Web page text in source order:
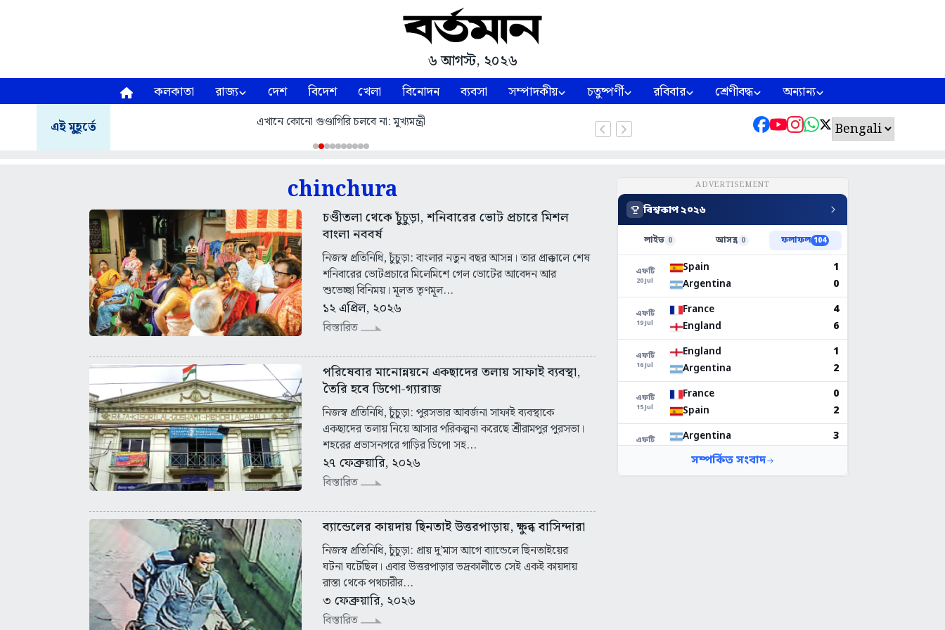
৬ আগস্ট, ২০২৬
কলকাতা রাজ্য দেশ বিদেশ খেলা বিনোদন ব্যবসা সম্পাদকীয় চতুষ্পর্ণী রবিবার শ্রেণীবদ্ধ অন্যান্য
এই মুহূর্তে এখানে কোনো গুণ্ডাগিরি চলবে না: মুখ্যমন্ত্রী
chinchura
চণ্ডীতলা থেকে চুঁচুড়া, শনিবারের ভোট প্রচারে মিশল
বাংলা নববর্ষ
নিজস্ব প্রতিনিধি, চুঁচুড়া: বাংলার নতুন বছর আসন্ন। তার প্রাক্কালে শেষ
শনিবারের ভোটপ্রচারে মিলেমিশে গেল ভোটের আবেদন আর
শুভেচ্ছা বিনিময়। মূলত তৃণমূল...
১২ এপ্রিল, ২০২৬
বিস্তারিত
পরিষেবার মানোন্নয়নে একছাদের তলায় সাফাই ব্যবস্থা,
তৈরি হবে ডিপো-গ্যারাজ
নিজস্ব প্রতিনিধি, চুঁচুড়া: পুরসভার আবর্জনা সাফাই ব্যবস্থাকে
একছাদের তলায় নিয়ে আসার পরিকল্পনা করেছে শ্রীরামপুর পুরসভা।
শহরের প্রভাসনগরে গাড়ির ডিপো সহ...
২৭ ফেব্রুয়ারি, ২০২৬
বিস্তারিত
ব্যান্ডেলের কায়দায় ছিনতাই উত্তরপাড়ায়, ক্ষুব্ধ বাসিন্দারা
নিজস্ব প্রতিনিধি, চুঁচুড়া: প্রায় দু’মাস আগে ব্যান্ডেলে ছিনতাইয়ের
ঘটনা ঘটেছিল। এবার উত্তরপাড়ার ভদ্রকালীতে সেই একই কায়দায়
রাস্তা থেকে পথচারীর...
৩ ফেব্রুয়ারি, ২০২৬
বিস্তারিত
ADVERTISEMENT